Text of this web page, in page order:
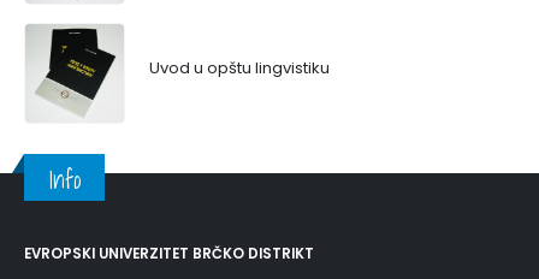
Uvod u opštu lingvistiku
Info
EVROPSKI UNIVERZITET BRČKO DISTRIKT